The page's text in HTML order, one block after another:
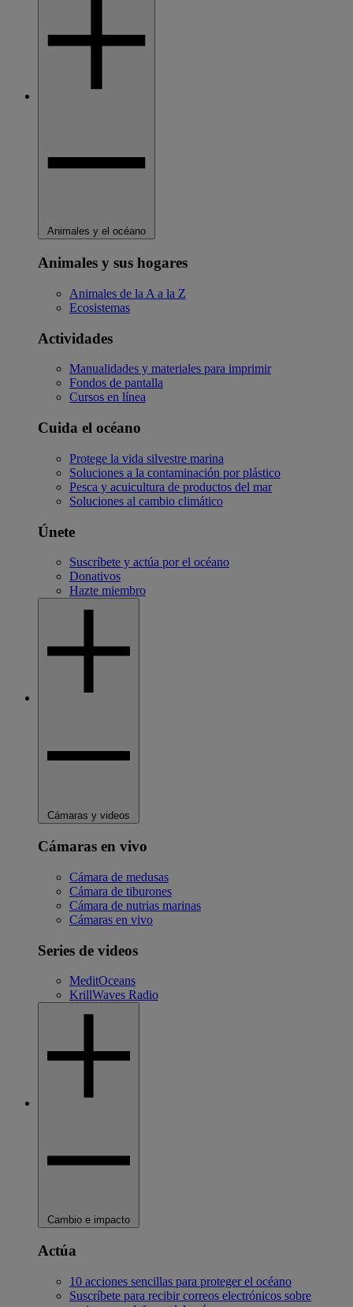
Animales y el océano
Animales y sus hogares
Animales de la A a la Z
Ecosistemas
Actividades
Manualidades y materiales para imprimir
Fondos de pantalla
Cursos en línea
Cuida el océano
Protege la vida silvestre marina
Soluciones a la contaminación por plástico
Pesca y acuicultura de productos del mar
Soluciones al cambio climático
Únete
Suscríbete y actúa por el océano
Donativos
Hazte miembro
Cámaras y videos
Cámaras en vivo
Cámara de medusas
Cámara de tiburones
Cámara de nutrias marinas
Cámaras en vivo
Series de videos
MeditOceans
KrillWaves Radio
Cambio e impacto
Actúa
10 acciones sencillas para proteger el océano
Suscríbete para recibir correos electrónicos sobre